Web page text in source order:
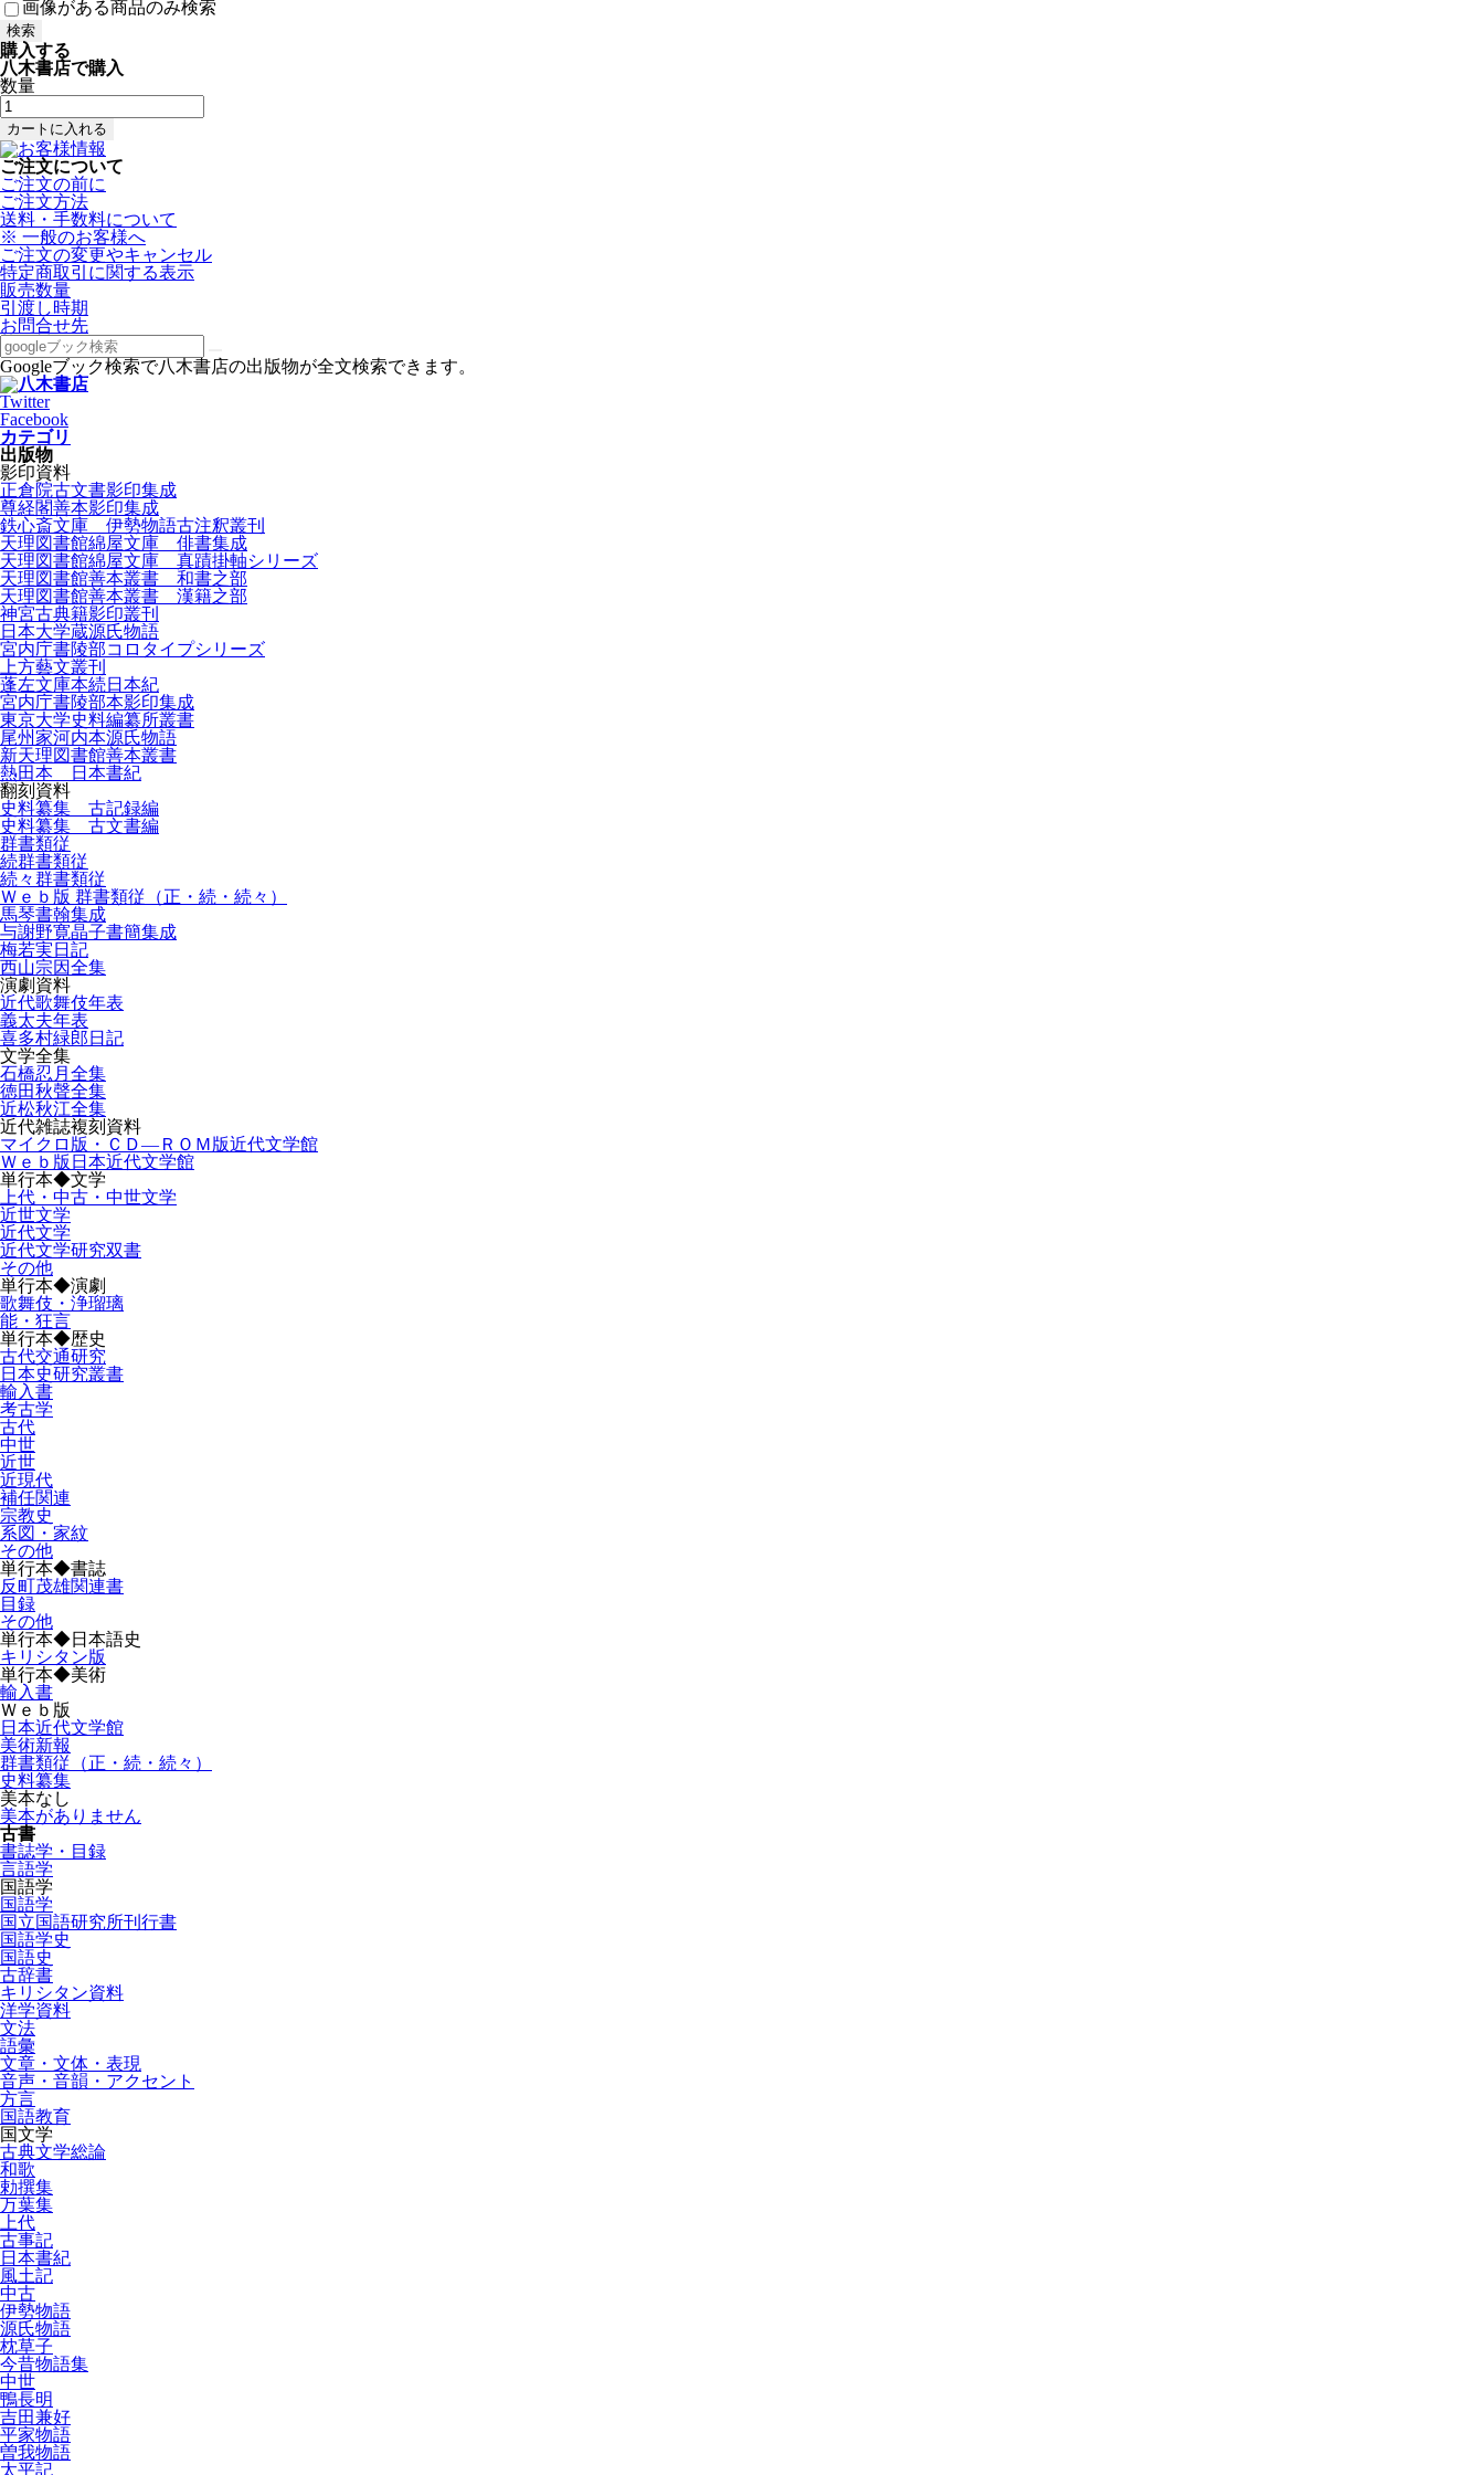
画像がある商品のみ検索
購入する
八木書店で購入
数量
ご注文について
ご注文の前に
ご注文方法
送料・手数料について
※ 一般のお客様へ
ご注文の変更やキャンセル
特定商取引に関する表示
販売数量
引渡し時期
お問合せ先
Googleブック検索で八木書店の出版物が全文検索できます。
Twitter
Facebook
カテゴリ
出版物
影印資料
正倉院古文書影印集成
尊経閣善本影印集成
鉄心斎文庫 伊勢物語古注釈叢刊
天理図書館綿屋文庫 俳書集成
天理図書館綿屋文庫 真蹟掛軸シリーズ
天理図書館善本叢書 和書之部
天理図書館善本叢書 漢籍之部
神宮古典籍影印叢刊
日本大学蔵源氏物語
宮内庁書陵部コロタイプシリーズ
上方藝文叢刊
蓬左文庫本続日本紀
宮内庁書陵部本影印集成
東京大学史料編纂所叢書
尾州家河内本源氏物語
新天理図書館善本叢書
熱田本 日本書紀
翻刻資料
史料纂集 古記録編
史料纂集 古文書編
群書類従
続群書類従
続々群書類従
Ｗｅｂ版 群書類従（正・続・続々）
馬琴書翰集成
与謝野寛晶子書簡集成
梅若実日記
西山宗因全集
演劇資料
近代歌舞伎年表
義太夫年表
喜多村緑郎日記
文学全集
石橋忍月全集
徳田秋聲全集
近松秋江全集
近代雑誌複刻資料
マイクロ版・ＣＤ―ＲＯＭ版近代文学館
Ｗｅｂ版日本近代文学館
単行本◆文学
上代・中古・中世文学
近世文学
近代文学
近代文学研究双書
その他
単行本◆演劇
歌舞伎・浄瑠璃
能・狂言
単行本◆歴史
古代交通研究
日本史研究叢書
輸入書
考古学
古代
中世
近世
近現代
補任関連
宗教史
系図・家紋
その他
単行本◆書誌
反町茂雄関連書
目録
その他
単行本◆日本語史
キリシタン版
単行本◆美術
輸入書
Ｗｅｂ版
日本近代文学館
美術新報
群書類従（正・続・続々）
史料纂集
美本なし
美本がありません
古書
書誌学・目録
言語学
国語学
国語学
国立国語研究所刊行書
国語学史
国語史
古辞書
キリシタン資料
洋学資料
文法
語彙
文章・文体・表現
音声・音韻・アクセント
方言
国語教育
国文学
古典文学総論
和歌
勅撰集
万葉集
上代
古事記
日本書紀
風土記
中古
伊勢物語
源氏物語
枕草子
今昔物語集
中世
鴨長明
吉田兼好
平家物語
曽我物語
太平記